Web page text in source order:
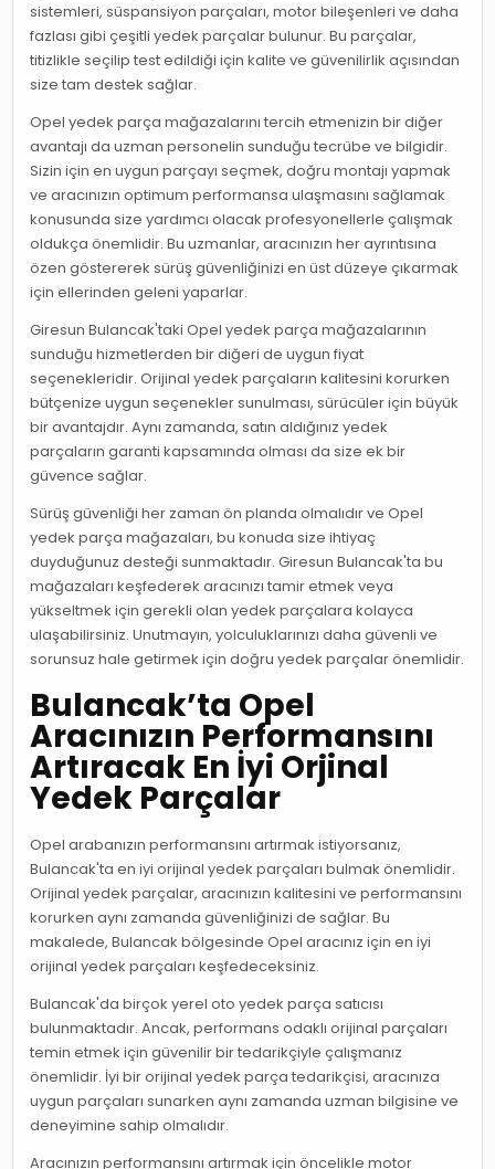
sistemleri, süspansiyon parçaları, motor bileşenleri ve daha
fazlası gibi çeşitli yedek parçalar bulunur. Bu parçalar,
titizlikle seçilip test edildiği için kalite ve güvenilirlik açısından
size tam destek sağlar.
Opel yedek parça mağazalarını tercih etmenizin bir diğer
avantajı da uzman personelin sunduğu tecrübe ve bilgidir.
Sizin için en uygun parçayı seçmek, doğru montajı yapmak
ve aracınızın optimum performansa ulaşmasını sağlamak
konusunda size yardımcı olacak profesyonellerle çalışmak
oldukça önemlidir. Bu uzmanlar, aracınızın her ayrıntısına
özen göstererek sürüş güvenliğinizi en üst düzeye çıkarmak
için ellerinden geleni yaparlar.
Giresun Bulancak'taki Opel yedek parça mağazalarının
sunduğu hizmetlerden bir diğeri de uygun fiyat
seçenekleridir. Orijinal yedek parçaların kalitesini korurken
bütçenize uygun seçenekler sunulması, sürücüler için büyük
bir avantajdır. Aynı zamanda, satın aldığınız yedek
parçaların garanti kapsamında olması da size ek bir
güvence sağlar.
Sürüş güvenliği her zaman ön planda olmalıdır ve Opel
yedek parça mağazaları, bu konuda size ihtiyaç
duyduğunuz desteği sunmaktadır. Giresun Bulancak'ta bu
mağazaları keşfederek aracınızı tamir etmek veya
yükseltmek için gerekli olan yedek parçalara kolayca
ulaşabilirsiniz. Unutmayın, yolculuklarınızı daha güvenli ve
sorunsuz hale getirmek için doğru yedek parçalar önemlidir.
Bulancak’ta Opel
Aracınızın Performansını
Artıracak En İyi Orjinal
Yedek Parçalar
Opel arabanızın performansını artırmak istiyorsanız,
Bulancak'ta en iyi orijinal yedek parçaları bulmak önemlidir.
Orijinal yedek parçalar, aracınızın kalitesini ve performansını
korurken aynı zamanda güvenliğinizi de sağlar. Bu
makalede, Bulancak bölgesinde Opel aracınız için en iyi
orijinal yedek parçaları keşfedeceksiniz.
Bulancak'da birçok yerel oto yedek parça satıcısı
bulunmaktadır. Ancak, performans odaklı orijinal parçaları
temin etmek için güvenilir bir tedarikçiyle çalışmanız
önemlidir. İyi bir orijinal yedek parça tedarikçisi, aracınıza
uygun parçaları sunarken aynı zamanda uzman bilgisine ve
deneyimine sahip olmalıdır.
Aracınızın performansını artırmak için öncelikle motor